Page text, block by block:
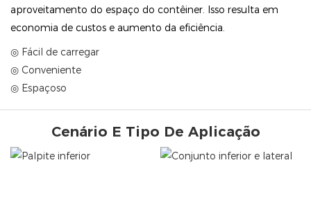
aproveitamento do espaço do contêiner. Isso resulta em
economia de custos e aumento da eficiência.
◎ Fácil de carregar
◎ Conveniente
◎ Espaçoso
Cenário E Tipo De Aplicação